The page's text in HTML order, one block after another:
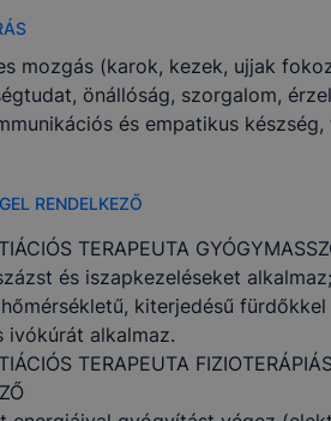
mozgás (karok, kezek, ujjak
önállóság, szorgalom,
és empatikus
RENDELKEZŐ
TERAPEUTA
és iszapkezeléseket alkalmaz;
kiterjedésű
ivókúrát alkalmaz.
TERAPEUTA